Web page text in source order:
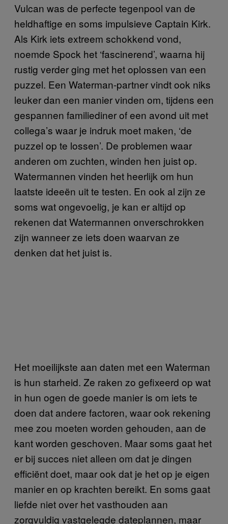
Vulcan was de perfecte tegenpool van de
heldhaftige en soms impulsieve Captain Kirk.
Als Kirk iets extreem schokkend vond,
noemde Spock het ‘fascinerend’, waarna hij
rustig verder ging met het oplossen van een
puzzel. Een Waterman-partner vindt ook niks
leuker dan een manier vinden om, tijdens een
gespannen familiediner of een avond uit met
collega’s waar je indruk moet maken, ‘de
puzzel op te lossen’. De problemen waar
anderen om zuchten, winden hen juist op.
Watermannen vinden het heerlijk om hun
laatste ideeën uit te testen. En ook al zijn ze
soms wat ongevoelig, je kan er altijd op
rekenen dat Watermannen onverschrokken
zijn wanneer ze iets doen waarvan ze
denken dat het juist is.
Het moeilijkste aan daten met een Waterman
is hun starheid. Ze raken zo gefixeerd op wat
in hun ogen de goede manier is om iets te
doen dat andere factoren, waar ook rekening
mee zou moeten worden gehouden, aan de
kant worden geschoven. Maar soms gaat het
er bij succes niet alleen om dat je dingen
efficiënt doet, maar ook dat je het op je eigen
manier en op krachten bereikt. En soms gaat
liefde niet over het vasthouden aan
zorgvuldig vastgelegde dateplannen, maar